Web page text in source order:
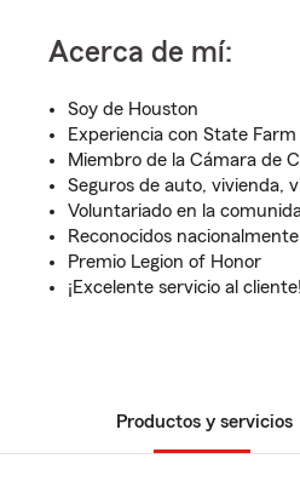
Acerca de mí:
Soy de Houston
Experiencia con State
Miembro de la Cámara de
Seguros de auto, vivienda,
Voluntariado en la
Reconocidos
Premio Legion of Honor
¡Excelente servicio al cliente!
Productos y servicios